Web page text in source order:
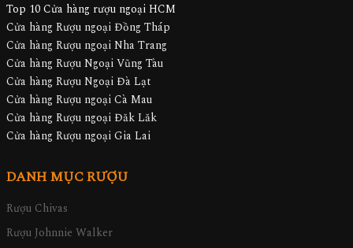
Top 10 Cửa hàng rượu ngoại HCM
Cửa hàng Rượu ngoại Đồng Tháp
Cửa hàng Rượu ngoại Nha Trang
Cửa hàng Rượu Ngoại Vũng Tàu
Cửa hàng Rượu Ngoại Đà Lạt
Cửa hàng Rượu ngoại Cà Mau
Cửa hàng Rượu ngoại Đăk Lăk
Cửa hàng Rượu ngoại Gia Lai
DANH MỤC RƯỢU
Rượu Chivas
Rượu Johnnie Walker